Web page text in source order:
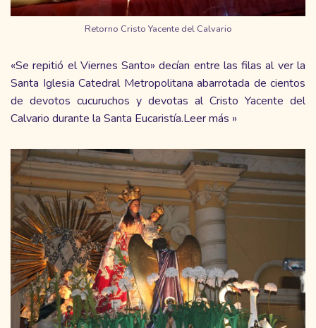
Retorno Cristo Yacente del Calvario
«Se repitió el Viernes Santo» decían entre las filas al ver la
Santa Iglesia Catedral Metropolitana abarrotada de cientos
de devotos cucuruchos y devotas al Cristo Yacente del
Calvario durante la Santa Eucaristía.Leer más »